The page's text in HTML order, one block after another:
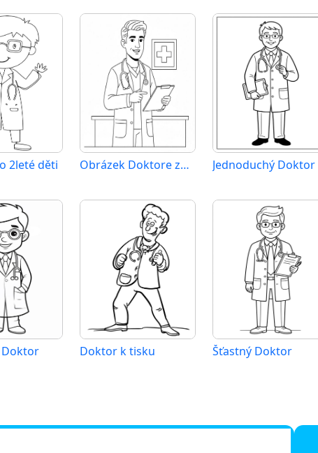
2leté děti Obrázek Doktore zdarma Jednoduchý Doktor
Doktor Doktor k tisku Šťastný Doktor